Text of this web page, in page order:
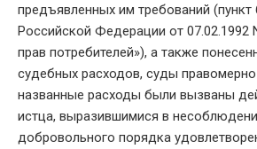
предъявленных им требований (пункт
Российской Федерации от 07.02.1992
прав потребителей»), а также
судебных расходов, суды правомерно
названные расходы были вызваны
истца, выразившимися в
добровольного порядка